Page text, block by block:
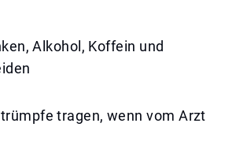
Alkohol, Koffein und
tragen, wenn vom Arzt